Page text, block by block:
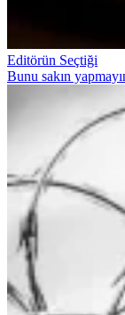
Editörün Seçtiği
Bunu sakın